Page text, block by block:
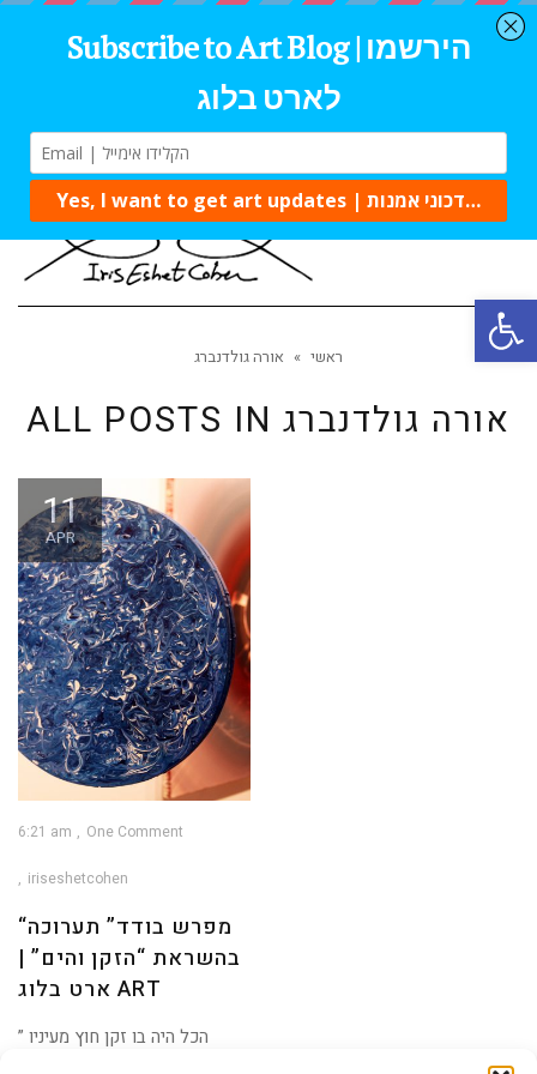
ראשי » אורה גולדנברג
ALL POSTS IN אורה גולדנברג
11
APR
6:21 am One Comment
iriseshetcohen
“מפרש בודד” תערוכה
בהשראת “הזקן והים” |
ארט בלוג ART
” הכל היה בו זקן חוץ מעיניו